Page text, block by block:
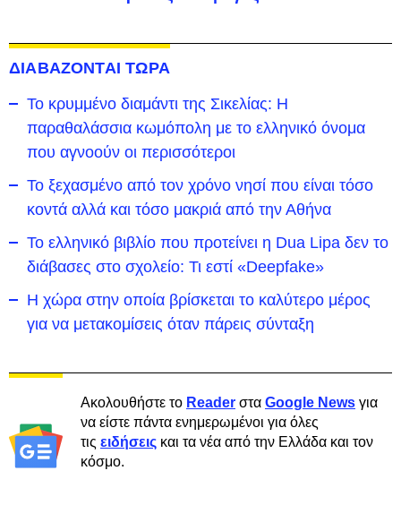
ΔΙΑΒΑΖΟΝΤΑΙ ΤΩΡΑ
Το κρυμμένο διαμάντι της Σικελίας: Η
παραθαλάσσια κωμόπολη με το ελληνικό όνομα
που αγνοούν οι περισσότεροι
To ξεχασμένο από τον χρόνο νησί που είναι τόσο
κοντά αλλά και τόσο μακριά από την Αθήνα
Το ελληνικό βιβλίο που προτείνει η Dua Lipa δεν το
διάβασες στο σχολείο: Τι εστί «Deepfake»
Η χώρα στην οποία βρίσκεται το καλύτερο μέρος
για να μετακομίσεις όταν πάρεις σύνταξη
Ακολουθήστε το Reader στα Google News για
να είστε πάντα ενημερωμένοι για όλες
τις ειδήσεις και τα νέα από την Ελλάδα και τον
κόσμο.